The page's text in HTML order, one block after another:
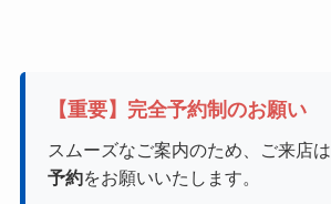
【重要】完全予約制のお願い
スムーズなご案内のため、ご来店は
予約をお願いいたします。